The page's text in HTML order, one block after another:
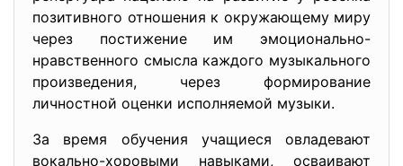
позитивного отношения к окружающему миру
через постижение им эмоционально-
нравственного смысла каждого музыкального
произведения, через формирование
личностной оценки исполняемой музыки.
За время обучения учащиеся овладевают
вокально-хоровыми навыками, осваивают